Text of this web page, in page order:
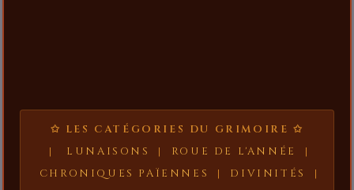
✩ LES CATÉGORIES DU GRIMOIRE ✩
|
LUNAISONS | ROUE DE L'ANNÉE
|
CHRONIQUES PAÏENNES
| DIVINITÉS
|